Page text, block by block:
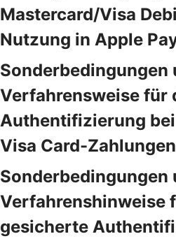
Mastercard/Visa
Nutzung in Apple
Sonderbedingungen
Verfahrensweise für
Authentifizierung
Visa Card-
Sonderbedingungen
Verfahrenshinweise
gesicherte